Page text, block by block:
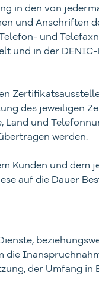
in den von
und Anschriften
und
und in der
des jeweiligen
Land und
werden.
Kunden und dem
auf die Dauer
die
der Umfang in